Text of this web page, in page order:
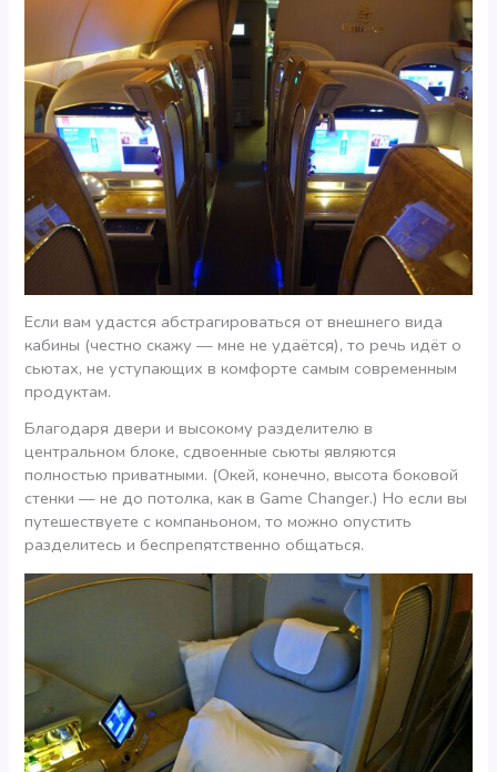
Если вам удастся абстрагироваться от внешнего вида
кабины (честно скажу — мне не удаётся), то речь идёт о
сьютах, не уступающих в комфорте самым современным
продуктам.
Благодаря двери и высокому разделителю в
центральном блоке, сдвоенные сьюты являются
полностью приватными. (Окей, конечно, высота боковой
стенки — не до потолка, как в Game Changer.) Но если вы
путешествуете с компаньоном, то можно опустить
разделитесь и беспрепятственно общаться.